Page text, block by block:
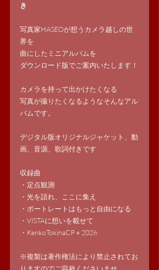
き
写真家HASEOが想うカメラ越しの世
界を
曲にしたミニアルバムを
ダウンロード版でご案内いたします！
カメラを持って出かけたくなる
写真が撮りたくなるようなそんなアル
バムです。
デジタル版オリジナルジャケット、動
画、音源、歌詞付きです
収録曲
・定点観測
・光を語れ、ここに集え
・ポートレートはもっと自由になる
・VISTAに想いを載せて
・KenkoTokinaCP＋2026
※複製は著作権法により禁止されてお
りますのでご容赦くださいませ